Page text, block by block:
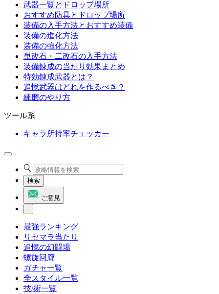
武器一覧とドロップ場所
おすすめ防具とドロップ場所
装備の入手方法とおすすめ装備
装備の進化方法
装備の強化方法
単改石・二改石の入手方法
装備錬成の当たり効果まとめ
特効錬成武器とは？
追憶武器はどれを作るべき？
練磨のやり方
ツール系
キャラ所持率チェッカー
検索
ご意見
最強ランキング
リセマラ当たり
追憶の幻闘場
螺旋回廊
ガチャ一覧
全スタイル一覧
技/術一覧